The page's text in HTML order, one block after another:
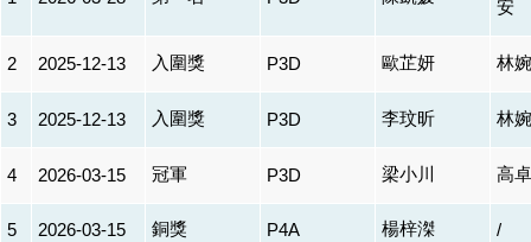
安
2 2025-12-13 入圍獎 P3D 歐芷妍 林
3 2025-12-13 入圍獎 P3D 李玟昕 林
4 2026-03-15 冠軍 P3D 梁小川 高
5 2026-03-15 銅獎 P4A 楊梓滐 /